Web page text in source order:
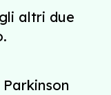
altri due